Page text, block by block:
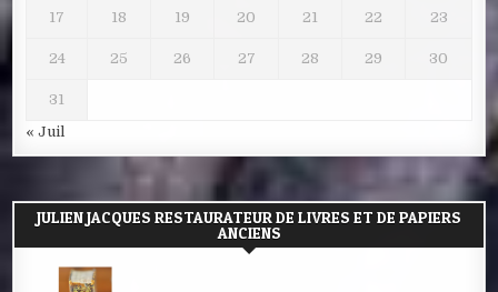
17 18 19 20 21 22 23
24 25 26 27 28 29 30
31
« Juil
JULIEN JACQUES RESTAURATEUR DE LIVRES ET DE PAPIERS
ANCIENS